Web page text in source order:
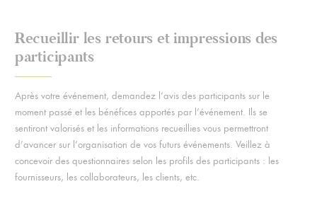
Recueillir les retours et impressions des
participants
Après votre événement, demandez l’avis des participants sur le
moment passé et les bénéfices apportés par l’événement. Ils se
sentiront valorisés et les informations recueillies vous permettront
d’avancer sur l’organisation de vos futurs événements. Veillez à
concevoir des questionnaires selon les profils des participants : les
fournisseurs, les collaborateurs, les clients, etc.